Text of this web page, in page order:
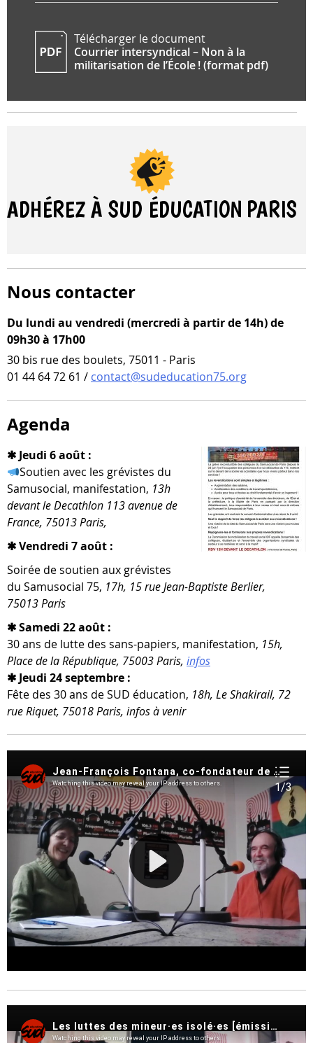
Télécharger le document
Courrier intersyndical – Non à la
militarisation de l’École ! (format pdf)
ADHÉREZ À SUD ÉDUCATION PARIS
Nous contacter
Du lundi au vendredi (mercredi à partir de 14h) de
09h30 à 17h00
30 bis rue des boulets, 75011 - Paris
01 44 64 72 61 / contact@sudeducation75.org
Agenda
✱ Jeudi 6 août :
Soutien avec les gré­vistes du
Samusocial, mani­fes­ta­tion, 13h
devant le Decathlon 113 ave­nue de
France, 75013 Paris,
✱ Vendredi 7 août :
Soirée de sou­tien aux gré­vistes
du Samusocial 75, 17h, 15 rue Jean-​Baptiste Berlier,
75013 Paris
✱ Samedi 22 août :
30 ans de lutte des sans-​papiers, mani­fes­ta­tion, 15h,
Place de la République, 75003 Paris, infos
✱ Jeudi 24 septembre :
Fête des 30 ans de SUD édu­ca­tion, 18h, Le Shakirail, 72
rue Riquet, 75018 Paris, infos à venir